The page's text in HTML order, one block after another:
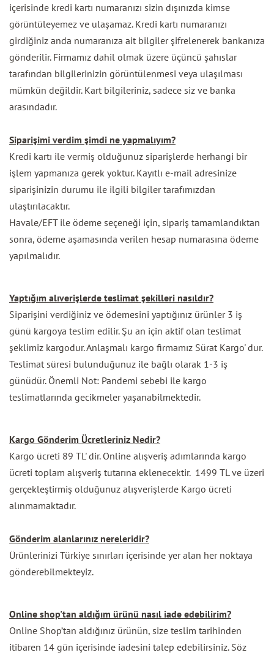
içerisinde kredi kartı numaranızı sizin dışınızda kimse
görüntüleyemez ve ulaşamaz. Kredi kartı numaranızı
girdiğiniz anda numaranıza ait bilgiler şifrelenerek bankanıza
gönderilir. Firmamız dahil olmak üzere üçüncü şahıslar
tarafından bilgilerinizin görüntülenmesi veya ulaşılması
mümkün değildir. Kart bilgileriniz, sadece siz ve banka
arasındadır.
Siparişimi verdim şimdi ne yapmalıyım?
Kredi kartı ile vermiş olduğunuz siparişlerde herhangi bir
işlem yapmanıza gerek yoktur. Kayıtlı e-mail adresinize
siparişinizin durumu ile ilgili bilgiler tarafımızdan
ulaştırılacaktır.
Havale/EFT ile ödeme seçeneği için, sipariş tamamlandıktan
sonra, ödeme aşamasında verilen hesap numarasına ödeme
yapılmalıdır.
Yaptığım alıverişlerde teslimat şekilleri nasıldır?
Siparişini verdiğiniz ve ödemesini yaptığınız ürünler 3 iş
günü kargoya teslim edilir. Şu an için aktif olan teslimat
şeklimiz kargodur. Anlaşmalı kargo firmamız Sürat Kargo' dur.
Teslimat süresi bulunduğunuz ile bağlı olarak 1-3 iş
günüdür. Önemli Not: Pandemi sebebi ile kargo
teslimatlarında gecikmeler yaşanabilmektedir.
Kargo Gönderim Ücretleriniz Nedir?
Kargo ücreti 89 TL' dir. Online alışveriş adımlarında kargo
ücreti toplam alışveriş tutarına eklenecektir. 1499 TL ve üzeri
gerçekleştirmiş olduğunuz alışverişlerde Kargo ücreti
alınmamaktadır.
Gönderim alanlarınız nereleridir?
Ürünlerinizi Türkiye sınırları içerisinde yer alan her noktaya
gönderebilmekteyiz.
Online shop'tan aldığım ürünü nasıl iade edebilirim?
Online Shop’tan aldığınız ürünün, size teslim tarihinden
itibaren 14 gün içerisinde iadesini talep edebilirsiniz. Söz